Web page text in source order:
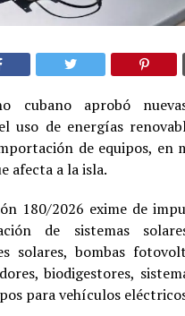
cubano aprobó
uso de energías
de equipos, en
afecta a la isla.
180/2026 exime de
de sistemas
solares, bombas
biodigestores,
para vehículos